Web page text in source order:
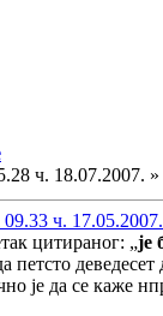
ч. 18.07.2007. »
ч. 17.05.2007.
цитираног: „је
петсто деведесет
је да се каже